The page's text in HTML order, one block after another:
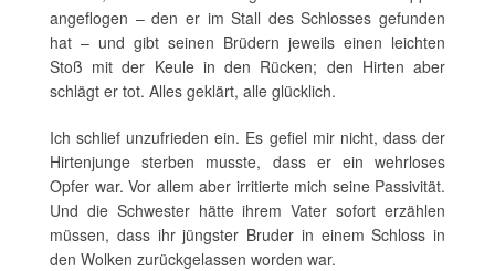
angeflogen – den er im Stall des Schlosses gefunden
hat – und gibt seinen Brüdern jeweils einen leichten
Stoß mit der Keule in den Rücken; den Hirten aber
schlägt er tot. Alles geklärt, alle glücklich.
Ich schlief unzufrieden ein. Es gefiel mir nicht, dass der
Hirtenjunge sterben musste, dass er ein wehrloses
Opfer war. Vor allem aber irritierte mich seine Passivität.
Und die Schwester hätte ihrem Vater sofort erzählen
müssen, dass ihr jüngster Bruder in einem Schloss in
den Wolken zurückgelassen worden war.